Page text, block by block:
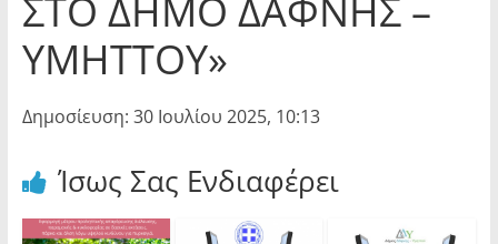
ΣΤΟ ΔΗΜΟ ΔΑΦΝΗΣ –
ΥΜΗΤΤΟΥ»
Δημοσίευση: 30 Ιουλίου 2025, 10:13
Ίσως Σας Ενδιαφέρει